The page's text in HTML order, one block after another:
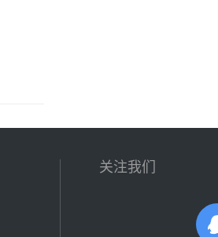
关注我们